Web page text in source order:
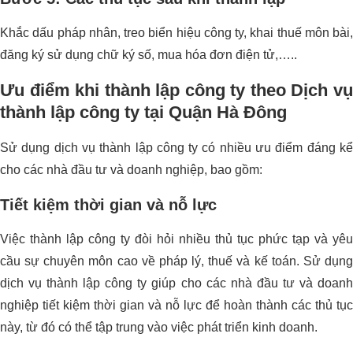
Khắc dấu pháp nhân, treo biển hiệu công ty, khai thuế môn bài,
đăng ký sử dụng chữ ký số, mua hóa đơn điện tử,…..
Ưu điểm khi thành lập công ty theo Dịch vụ
thành lập công ty tại Quận Hà Đông
Sử dụng dịch vụ thành lập công ty có nhiều ưu điểm đáng kể
cho các nhà đầu tư và doanh nghiệp, bao gồm:
Tiết kiệm thời gian và nỗ lực
Việc thành lập công ty đòi hỏi nhiều thủ tục phức tạp và yêu
cầu sự chuyên môn cao về pháp lý, thuế và kế toán. Sử dụng
dịch vụ thành lập công ty giúp cho các nhà đầu tư và doanh
nghiệp tiết kiệm thời gian và nỗ lực để hoàn thành các thủ tục
này, từ đó có thể tập trung vào việc phát triển kinh doanh.